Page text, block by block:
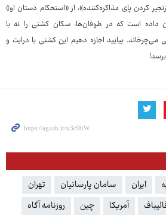
کردن پای مذاکره‌کننده»، از «استحکام دستان او»
داده است که در طوفان‌ها، سکان کشتی را نه با
می‌چرخاند. بیایید اجازه دهیم این کشتی با درایت و
ایران سامان پارسانیان
تهران
آمریکا چین روزنامه آگاه